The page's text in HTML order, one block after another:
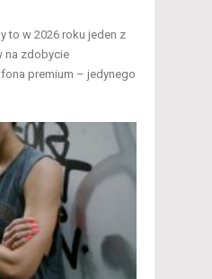
to w 2026 roku jeden z
na zdobycie
premium – jedynego